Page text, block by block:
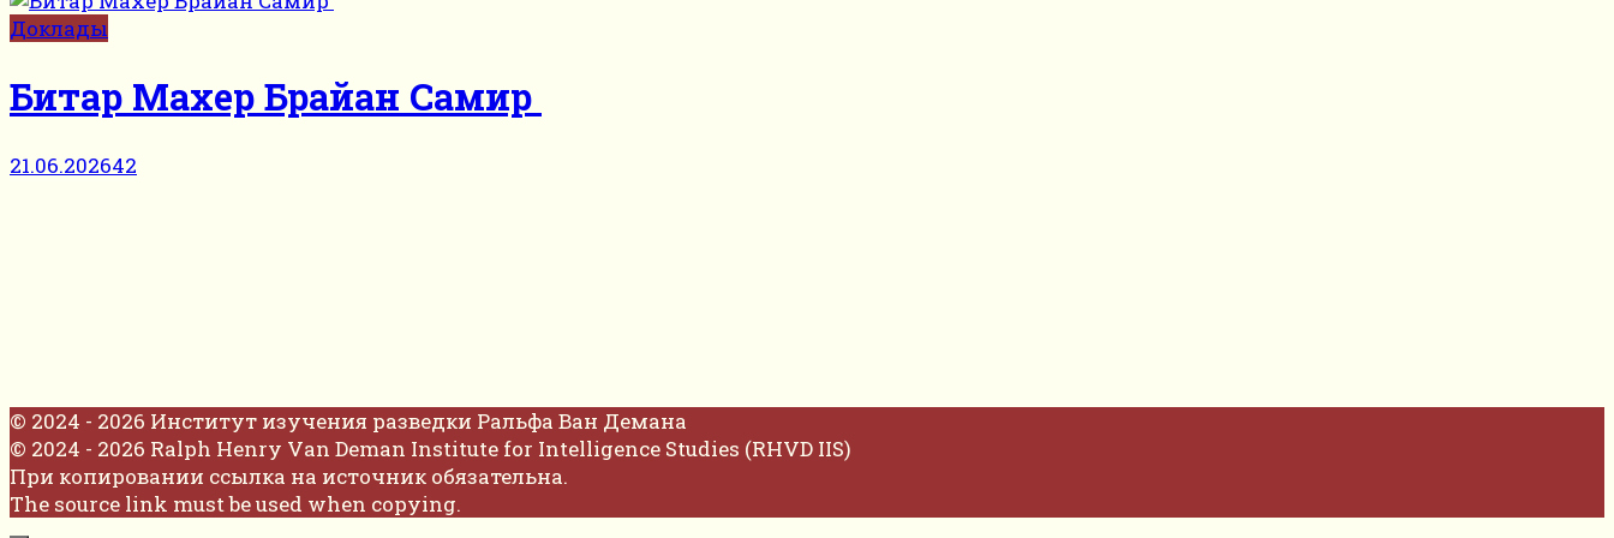
Доклады
Битар Махер Брайан Самир
21.06.202642
© 2024 - 2026 Институт изучения разведки Ральфа Ван Демана
© 2024 - 2026 Ralph Henry Van Deman Institute for Intelligence Studies (RHVD IIS)
При копировании ссылка на источник обязательна.
The source link must be used when copying.